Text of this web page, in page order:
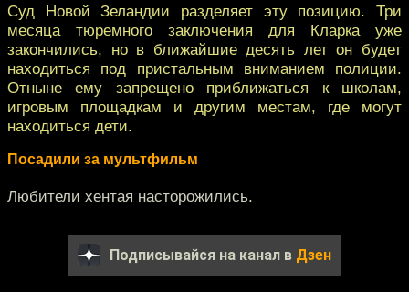
Суд Новой Зеландии разделяет эту позицию. Три
месяца тюремного заключения для Кларка уже
закончились, но в ближайшие десять лет он будет
находиться под пристальным вниманием полиции.
Отныне ему запрещено приближаться к школам,
игровым площадкам и другим местам, где могут
находиться дети.
Посадили за мультфильм
Любители хентая насторожились.
Подписывайся на канал в Дзен